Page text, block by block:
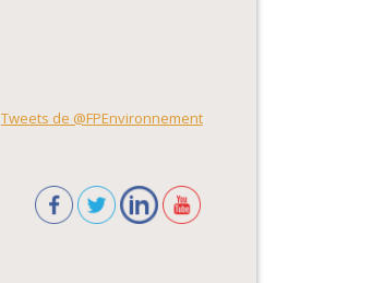
Tweets de @FPEnvironnement